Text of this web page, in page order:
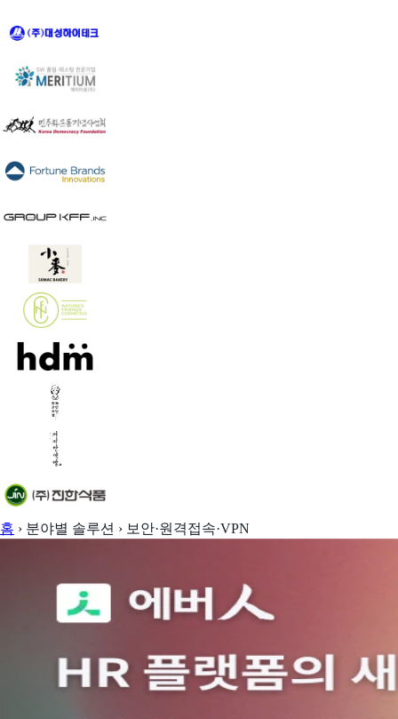
홈 › 분야별 솔루션 › 보안·원격접속·VPN